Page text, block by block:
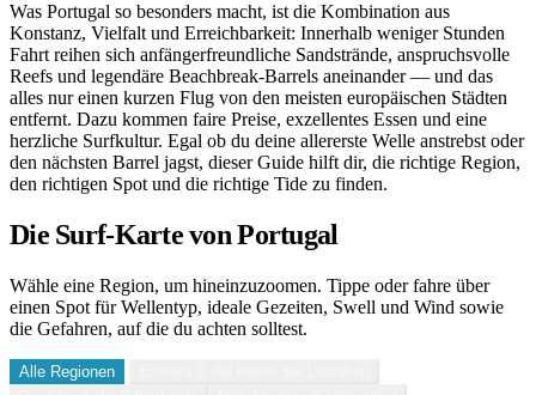
Was Portugal so besonders macht, ist die Kombination aus
Konstanz, Vielfalt und Erreichbarkeit: Innerhalb weniger Stunden
Fahrt reihen sich anfängerfreundliche Sandstrände, anspruchsvolle
Reefs und legendäre Beachbreak-Barrels aneinander — und das
alles nur einen kurzen Flug von den meisten europäischen Städten
entfernt. Dazu kommen faire Preise, exzellentes Essen und eine
herzliche Surfkultur. Egal ob du deine allererste Welle anstrebst oder
den nächsten Barrel jagst, dieser Guide hilft dir, die richtige Region,
den richtigen Spot und die richtige Tide zu finden.
Die Surf-Karte von Portugal
Wähle eine Region, um hineinzuzoomen. Tippe oder fahre über
einen Spot für Wellentyp, ideale Gezeiten, Swell und Wind sowie
die Gefahren, auf die du achten solltest.
Alle Regionen